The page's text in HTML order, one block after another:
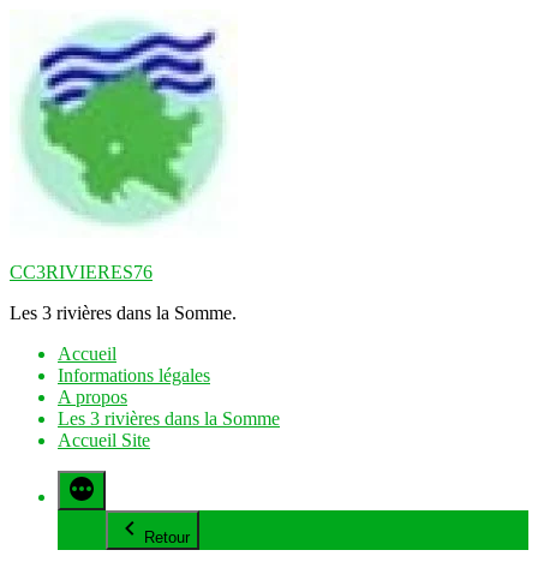
contenu
CC3RIVIERES76
Les 3 rivières dans la Somme.
Accueil
Informations légales
A propos
Les 3 rivières dans la Somme
Accueil Site
Retour